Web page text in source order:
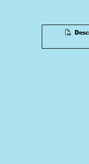
Descargar Guía Docente